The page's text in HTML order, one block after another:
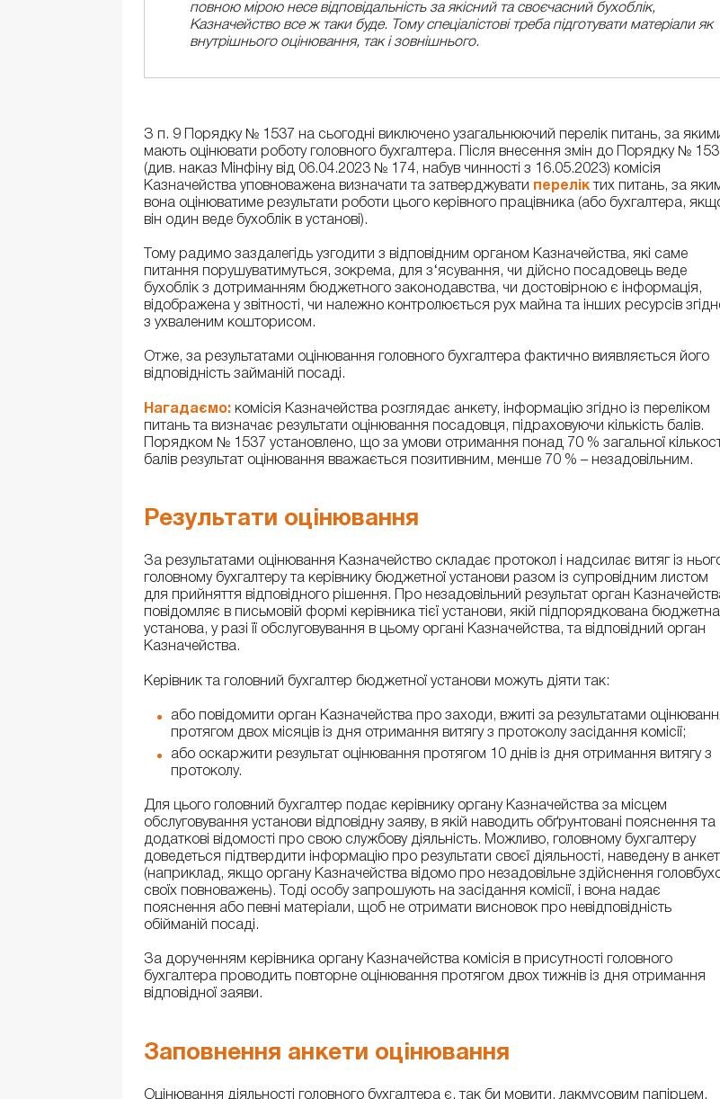
повною мірою несе відповідальність за якісний та своєчасний бухоблік,
Казначейство все ж таки буде. Тому спеціалістові треба підготувати матеріали як
внутрішнього оцінювання, так і зовнішнього.
З п. 9 Порядку № 1537 на сьогодні виключено узагальнюючий перелік питань, за
мають оцінювати роботу головного бухгалтера. Після внесення змін до Порядку №
(див. наказ Мінфіну від 06.04.2023 № 174, набув чинності з 16.05.2023) комісія
Казначейства уповноважена визначати та затверджувати
переліктих питань, за
вона оцінюватиме результати роботи цього керівного працівника (або бухгалтера,
він один веде бухоблік в установі).
Тому радимо заздалегідь узгодити з відповідним органом Казначейства, які саме
питання порушуватимуться, зокрема, для з‘ясування, чи дійсно посадовець веде
бухоблік з дотриманням бюджетного законодавства, чи достовірною є інформація,
відображена у звітності, чи належно контролюється рух майна та інших ресурсів
з ухваленим кошторисом.
Отже, за результатами оцінювання головного бухгалтера фактично виявляється його
відповідність займаній посаді.
Нагадаємо: комісія Казначейства розглядає анкету, інформацію згідно із переліком
питань та визначає результати оцінювання посадовця, підраховуючи кількість балів.
Порядком № 1537 установлено, що за умови отримання понад 70 % загальної
балів результат оцінювання вважається позитивним, менше 70 % – незадовільним.
Результати оцінювання
За результатами оцінювання Казначейство складає протокол і надсилає витяг із
головному бухгалтеру та керівнику бюджетної установи разом із супровідним листом
для прийняття відповідного рішення. Про незадовільний результат орган
повідомляє в письмовій формі керівника тієї установи, якій підпорядкована бюджетна
установа, у разі її обслуговування в цьому органі Казначейства, та відповідний орган
Казначейства.
Керівник та головний бухгалтер бюджетної установи можуть діяти так:
або повідомити орган Казначейства про заходи, вжиті за результатами
протягом двох місяців із дня отримання витягу з протоколу засідання комісії;
або оскаржити результат оцінювання протягом 10 днів із дня отримання витягу з
протоколу.
Для цього головний бухгалтер подає керівнику органу Казначейства за місцем
обслуговування установи відповідну заяву, в якій наводить обґрунтовані пояснення та
додаткові відомості про свою службову діяльність. Можливо, головному бухгалтеру
доведеться підтвердити інформацію про результати своєї діяльності, наведену в анкеті
(наприклад, якщо органу Казначейства відомо про незадовільне здійснення
своїх повноважень). Тоді особу запрошують на засідання комісії, і вона надає
пояснення або певні матеріали, щоб не отримати висновок про невідповідність
обійманій посаді.
За дорученням керівника органу Казначейства комісія в присутності головного
бухгалтера проводить повторне оцінювання протягом двох тижнів із дня отримання
відповідної заяви.
Заповнення анкети оцінювання
Оцінювання діяльності головного бухгалтера є, так би мовити, лакмусовим папірцем,